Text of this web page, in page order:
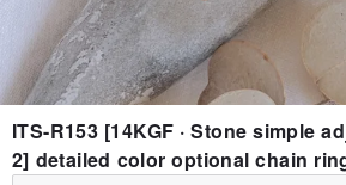
ITS-R153 [14KGF · Stone simple
2] detailed color optional chain